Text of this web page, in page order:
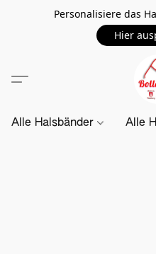
Personalisiere das
Hier
Alle Halsbänder Alle